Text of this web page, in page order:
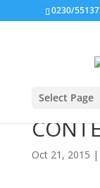
0230/
Select Page
IOAN
Oct 21, 2015 |